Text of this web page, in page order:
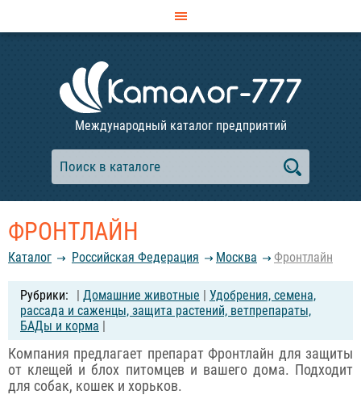
Международный каталог предприятий
ФРОНТЛАЙН
Каталог Российcкая Федерация Москва Фронтлайн
| Домашние животные | Удобрения, семена,
рассада и саженцы, защита растений, ветпрепараты,
БАДы и корма |
Компания предлагает препарат Фронтлайн для защиты
от клещей и блох питомцев и вашего дома. Подходит
для собак, кошек и хорьков.